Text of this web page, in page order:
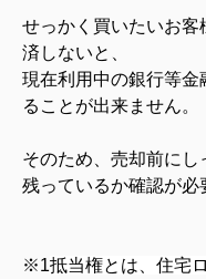
せっかく買いたいお客
済しないと、
現在利用中の銀行等
ることが出来ません。
そのため、売却前に
残っているか確認が必
※1抵当権とは、住宅